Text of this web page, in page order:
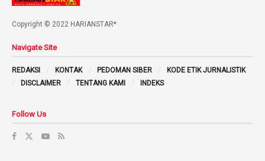
Copyright © 2022 HARIANSTAR*
Navigate Site
REDAKSI KONTAK PEDOMAN SIBER
KODE ETIK JURNALISTIK
DISCLAIMER
TENTANG KAMI INDEKS
Follow Us